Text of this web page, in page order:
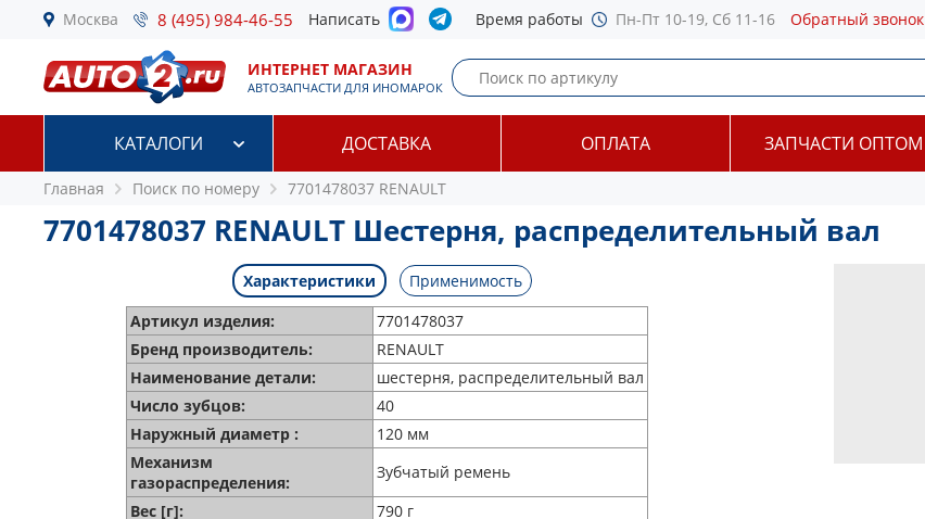
Москва 8 (495) 984-46-55 Написать Время работы Пн-Пт 10-19, Сб 11-16 Обратный звонок
ИНТЕРНЕТ МАГАЗИН
АВТОЗАПЧАСТИ ДЛЯ ИНОМАРОК
КАТАЛОГИ ДОСТАВКА ОПЛАТА ЗАПЧАСТИ ОПТОМ
Главная Поиск по номеру 7701478037 RENAULT
7701478037 RENAULT Шестерня, распределительный вал
Характеристики
Применимость
Артикул изделия:
7701478037
Бренд производитель:
RENAULT
Наименование детали:
шестерня, распределительный вал
Число зубцов:
40
Наружный диаметр :
120 мм
Механизм
газораспределения:
Зубчатый ремень
Вес [г]:
790 г